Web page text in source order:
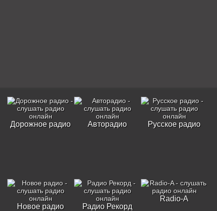
Дорожное радио Авторадио Русское радио
Новое радио Радио Рекорд
Radio-A